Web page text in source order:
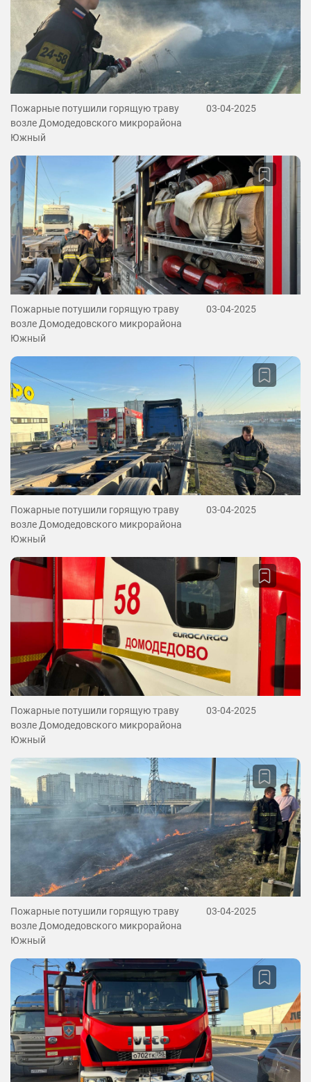
Пожарные потушили горящую траву
возле Домодедовского микрорайона
Южный
03-04-2025
Пожарные потушили горящую траву
возле Домодедовского микрорайона
Южный
03-04-2025
Пожарные потушили горящую траву
возле Домодедовского микрорайона
Южный
03-04-2025
Пожарные потушили горящую траву
возле Домодедовского микрорайона
Южный
03-04-2025
Пожарные потушили горящую траву
возле Домодедовского микрорайона
Южный
03-04-2025